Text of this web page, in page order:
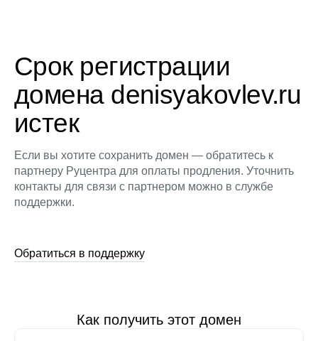
Срок регистрации
домена denisyakovlev.ru
истек
Если вы хотите сохранить домен — обратитесь к
партнеру Руцентра для оплаты продления. Уточнить
контакты для связи с партнером можно в службе
поддержки.
Обратиться в поддержку
Как получить этот домен